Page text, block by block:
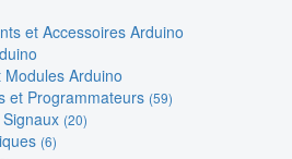
et Accessoires Arduino
Modules Arduino
et Programmateurs (59)
(20)
(6)